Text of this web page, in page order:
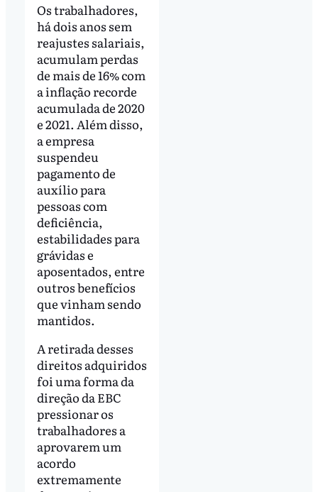
Os trabalhadores,
há dois anos sem
reajustes salariais,
acumulam perdas
de mais de 16% com
a inflação recorde
acumulada de 2020
e 2021. Além disso,
a empresa
suspendeu
pagamento de
auxílio para
pessoas com
deficiência,
estabilidades para
grávidas e
aposentados, entre
outros benefícios
que vinham sendo
mantidos.
A retirada desses
direitos adquiridos
foi uma forma da
direção da EBC
pressionar os
trabalhadores a
aprovarem um
acordo
extremamente